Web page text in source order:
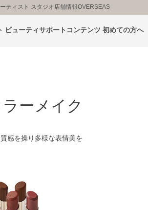
ティスト スタジオ店舗情報OVERSEAS
ビューティサポートコンテンツ 初めての方へ
ーメイク
感を操り多様な表情美を